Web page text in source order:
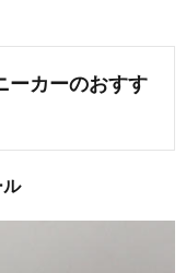
ーカーのおすす